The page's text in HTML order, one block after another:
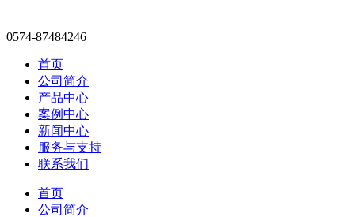
0574-87484246
首页
公司简介
产品中心
案例中心
新闻中心
服务与支持
联系我们
首页
公司简介